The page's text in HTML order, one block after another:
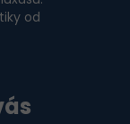
od